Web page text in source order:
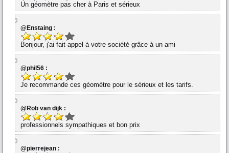
Un géomètre pas cher à Paris et sérieux
@Enstaing :
Bonjour, j'ai fait appel à votre société grâce à un ami
@phil56 :
Je recommande ces géomètre pour le sérieux et les tarifs.
@Rob van dijk :
professionnels sympathiques et bon prix
@pierrejean :